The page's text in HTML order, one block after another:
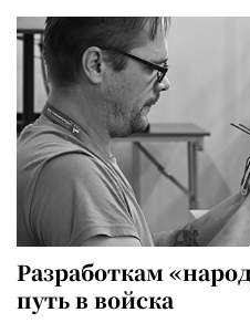
Разработкам
путь в войска